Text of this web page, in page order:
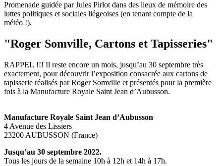
Promenade guidée par Jules Pirlot dans des lieux de mémoire des
luttes politiques et sociales liégeoises (en tenant compte de la
météo !).
"Roger Somville, Cartons et Tapisseries"
RAPPEL !!! Il reste encore un mois, jusqu’au 30 septembre très
exactement, pour découvrir l’exposition consacrée aux cartons de
tapisserie réalisés par Roger Somville et présentés pour la première
fois à la Manufacture Royale Saint Jean d’Aubusson.
Manufacture Royale Saint Jean d’Aubusson
4 Avenue des Lissiers
23200 AUBUSSON (France)
Jusqu’au 30 septembre 2022.
Tous les jours de la semaine 10h à 12h et 14h à 17h.